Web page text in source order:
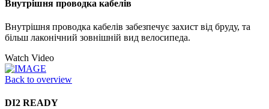
Внутрішня проводка кабелів
Внутрішня проводка кабелів забезпечує захист від бруду, та
більш лаконічний зовнішній вид велосипеда.
Watch Video
Back to overview
DI2 READY